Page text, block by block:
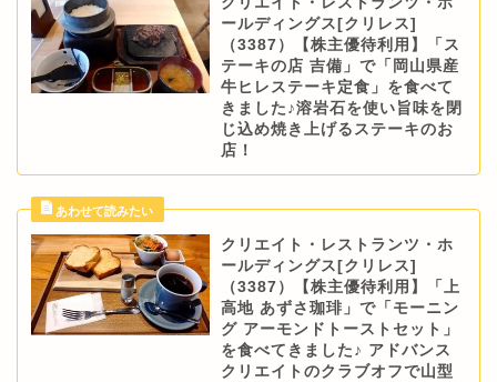
ールディングス[クリレス]
（3387）【株主優待利用】「ス
テーキの店 吉備」で「岡山県産
牛ヒレステーキ定食」を食べて
きました♪溶岩石を使い旨味を閉
じ込め焼き上げるステーキのお
店！
クリエイト・レストランツ・ホ
ールディングス[クリレス]
（3387）【株主優待利用】「上
高地 あずさ珈琲」で「モーニン
グ アーモンドトーストセット」
を食べてきました♪ アドバンス
クリエイトのクラブオフで山型